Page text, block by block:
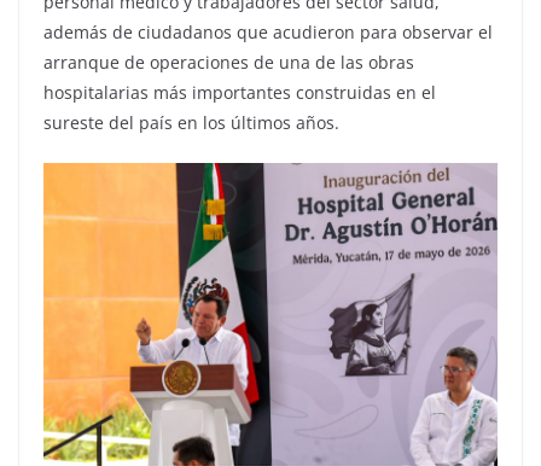
además de ciudadanos que acudieron para observar el
arranque de operaciones de una de las obras
hospitalarias más importantes construidas en el
sureste del país en los últimos años.